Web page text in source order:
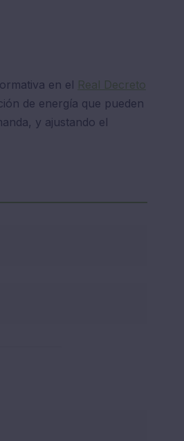
en el Real Decreto
de energía que pueden
y ajustando el